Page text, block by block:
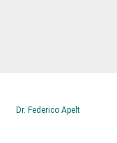
Dr. Federico Apelt